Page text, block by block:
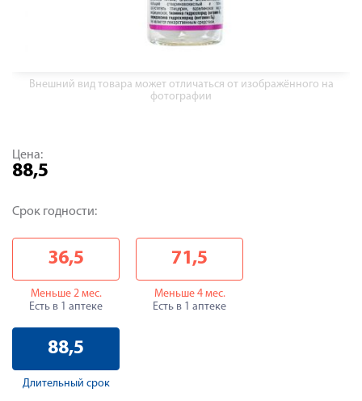
Внешний вид товара может отличаться от изображённого на
фотографии
Цена:
88,5
Срок годности:
36,5
Меньше 2 мес.
Есть в 1 аптеке
71,5
Меньше 4 мес.
Есть в 1 аптеке
88,5
Длительный срок